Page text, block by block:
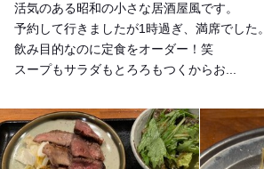
活気のある昭和の小さな居酒屋風です。
予約して行きましたが1時過ぎ、満席でした。
飲み目的なのに定食をオーダー！笑
スープもサラダもとろろもつくからお...